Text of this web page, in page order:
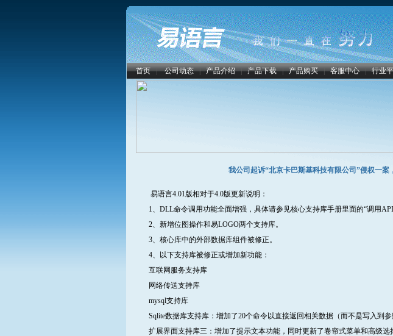
首页 | 公司动态 | 产品介绍 | 产品下载 | 产品购买 | 客服中心 | 行业
我公司起诉“北京卡巴斯基科技有限公司”侵权一案
易语言4.01版相对于4.0版更新说明：
1、DLL命令调用功能全面增强，具体请参见核心支持库手册里面的“调用
2、新增位图操作和易LOGO两个支持库。
3、核心库中的外部数据库组件被修正。
4、以下支持库被修正或增加新功能：
互联网服务支持库
网络传送支持库
mysql支持库
Sqlite数据库支持库：增加了20个命令以直接返回相关数据（而不是写入到参
扩展界面支持库三：增加了提示文本功能，同时更新了卷帘式菜单和高级